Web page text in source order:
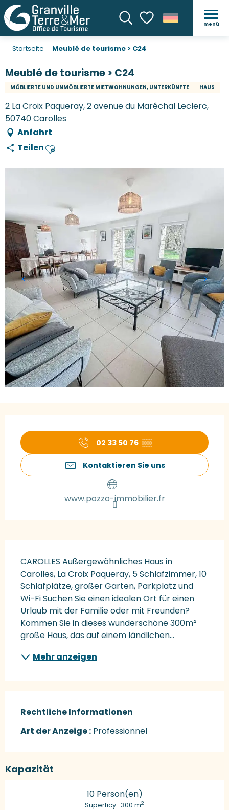
SucheVoir les favoris
menü
Startseite Meublé de tourisme > C24
Meublé de tourisme > C24
MÖBLIERTE UND UNMÖBLIERTE MIETWOHNUNGEN, UNTERKÜNFTE HAUS
2 La Croix Paqueray, 2 avenue du Maréchal Leclerc,
50740 Carolles
Anfahrt
TeilenAjouter aux favoris
02 33 50 76 ▒▒
Kontaktieren Sie uns
www.pozzo-immobilier.fr
CAROLLES Außergewöhnliches Haus in
Carolles, La Croix Paqueray, 5 Schlafzimmer, 10
Schlafplätze, großer Garten, Parkplatz und
Wi-Fi Suchen Sie einen idealen Ort für einen
Urlaub mit der Familie oder mit Freunden?
Kommen Sie in dieses wunderschöne 300m²
große Haus, das auf einem ländlichen...
Mehr anzeigen
Rechtliche Informationen
Rechtliche Informationen
Art der Anzeige : Professionnel
Kapazität
10 Person(en)
Superficy : 300 m2